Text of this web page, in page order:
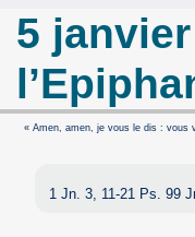
5
« Amen, amen, je vous le dis : vous
1 Jn. 3, 11-21 Ps. 99